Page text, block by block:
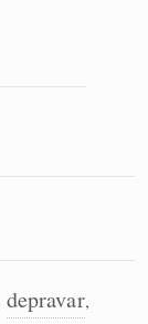
depravar,